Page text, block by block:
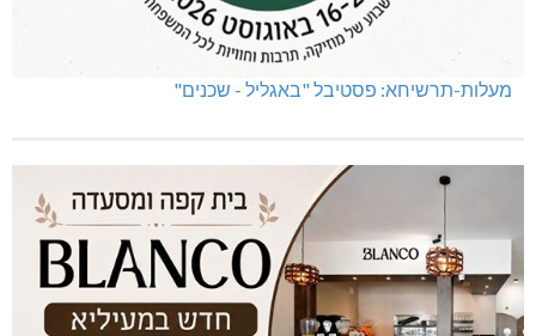
מעלות-תרשיחא: פסטיבל "באגליל - שכנים"